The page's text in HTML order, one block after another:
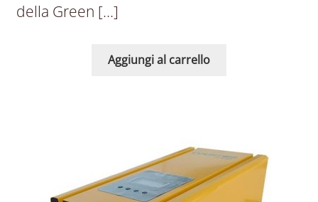
della Green […]
Aggiungi al carrello